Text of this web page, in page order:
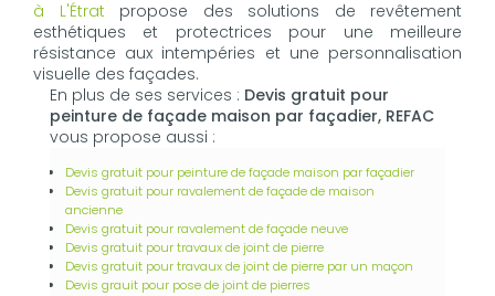
à L'Étrat propose des solutions de revêtement
esthétiques et protectrices pour une meilleure
résistance aux intempéries et une personnalisation
visuelle des façades.
En plus de ses services : Devis gratuit pour
peinture de façade maison par façadier, REFAC
vous propose aussi :
Devis gratuit pour peinture de façade maison par façadier
Devis gratuit pour ravalement de façade de maison
ancienne
Devis gratuit pour ravalement de façade neuve
Devis gratuit pour travaux de joint de pierre
Devis gratuit pour travaux de joint de pierre par un maçon
Devis grauit pour pose de joint de pierres